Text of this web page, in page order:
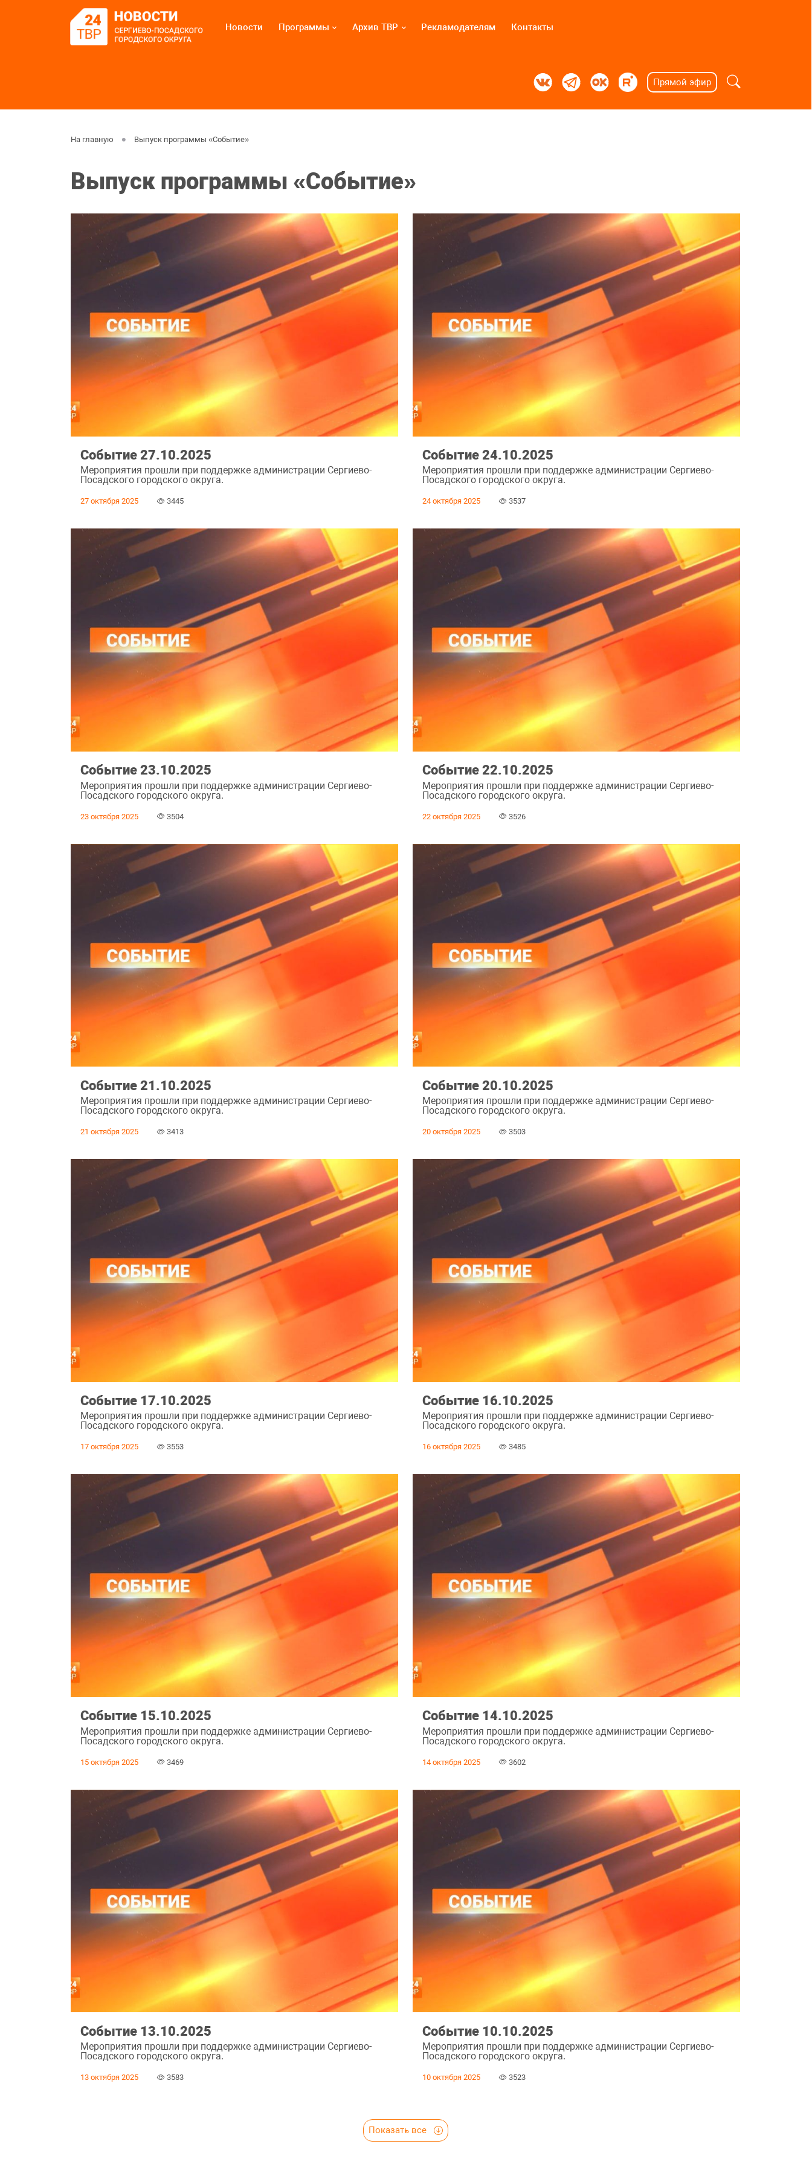
Новости Программы Архив ТВР Рекламодателям Контакты
Прямой эфир
На главную Выпуск программы «Событие»
Выпуск программы «Событие»
Событие 27.10.2025
Мероприятия прошли при поддержке администрации Сергиево-
Посадского городского округа.
27 октября 2025 3445
Событие 24.10.2025
Мероприятия прошли при поддержке администрации Сергиево-
Посадского городского округа.
24 октября 2025 3537
Событие 23.10.2025
Мероприятия прошли при поддержке администрации Сергиево-
Посадского городского округа.
23 октября 2025 3504
Событие 22.10.2025
Мероприятия прошли при поддержке администрации Сергиево-
Посадского городского округа.
22 октября 2025 3526
Событие 21.10.2025
Мероприятия прошли при поддержке администрации Сергиево-
Посадского городского округа.
21 октября 2025 3413
Событие 20.10.2025
Мероприятия прошли при поддержке администрации Сергиево-
Посадского городского округа.
20 октября 2025 3503
Событие 17.10.2025
Мероприятия прошли при поддержке администрации Сергиево-
Посадского городского округа.
17 октября 2025 3553
Событие 16.10.2025
Мероприятия прошли при поддержке администрации Сергиево-
Посадского городского округа.
16 октября 2025 3485
Событие 15.10.2025
Мероприятия прошли при поддержке администрации Сергиево-
Посадского городского округа.
15 октября 2025 3469
Событие 14.10.2025
Мероприятия прошли при поддержке администрации Сергиево-
Посадского городского округа.
14 октября 2025 3602
Событие 13.10.2025
Мероприятия прошли при поддержке администрации Сергиево-
Посадского городского округа.
13 октября 2025 3583
Событие 10.10.2025
Мероприятия прошли при поддержке администрации Сергиево-
Посадского городского округа.
10 октября 2025 3523
Показать все